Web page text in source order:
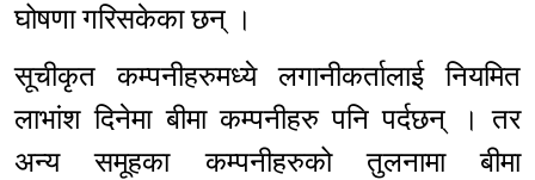
घोषणा गरिसकेका छन् ।
सूचीकृत कम्पनीहरुमध्ये लगानीकर्तालाई नियमित
लाभांश दिनेमा बीमा कम्पनीहरु पनि पर्दछन् । तर
अन्य समूहका कम्पनीहरुको तुलनामा बीमा